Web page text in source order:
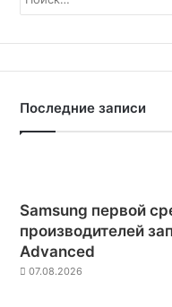
Последние записи
Samsung первой
производителей
Advanced
07.08.2026